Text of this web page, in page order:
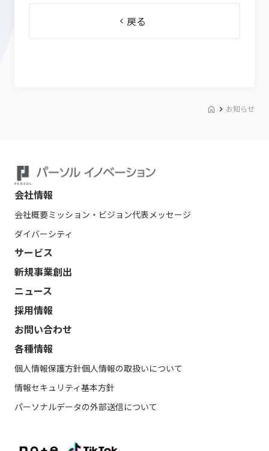
戻る
お知らせ
会社情報
会社概要ミッション・ビジョン代表メッセージ
ダイバーシティ
サービス
新規事業創出
ニュース
採用情報
お問い合わせ
各種情報
個人情報保護方針個人情報の取扱いについて
情報セキュリティ基本方針
パーソナルデータの外部送信について